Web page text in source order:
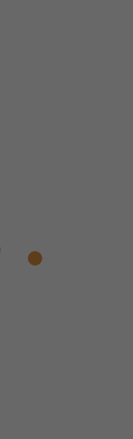
Agriturismo
l'Alto